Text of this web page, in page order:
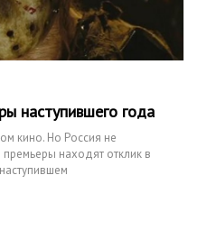
наступившего года
кино. Но Россия не
находят отклик в